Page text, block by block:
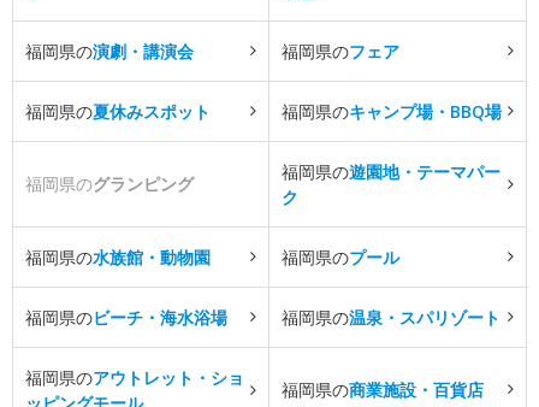
福岡県の演劇・講演会 福岡県のフェア
福岡県の夏休みスポット 福岡県のキャンプ場・BBQ場
福岡県のグランピング
福岡県の遊園地・テーマパー
ク
福岡県の水族館・動物園 福岡県のプール
福岡県のビーチ・海水浴場 福岡県の温泉・スパリゾート
福岡県のアウトレット・ショ
ッピングモール
福岡県の商業施設・百貨店